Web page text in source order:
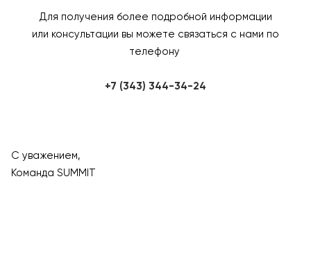
Для получения более подробной информации
или консультации вы можете связаться с нами по
телефону
+7 (343) 344-34-24
С уважением,
Команда SUMMIT